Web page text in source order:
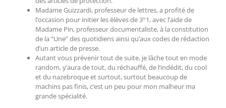
Madame Guizzardi, professeur de lettres, a profité de
l’occasion pour initier les élèves de 3°1, avec l’aide de
Madame Pin, professeur documentaliste, à la constitution
de la “Une” des quotidiens ainsi qu’aux codes de rédaction
d’un article de presse.
Autant vous prévenir tout de suite, je lâche tout en mode
random, y’aura de tout, du réchauffé, de l’indédit, du cool
et du nazebroque et surtout, surtout beaucoup de
machins pas finis, c’est un peu pour mon malheur ma
grande spécialité.